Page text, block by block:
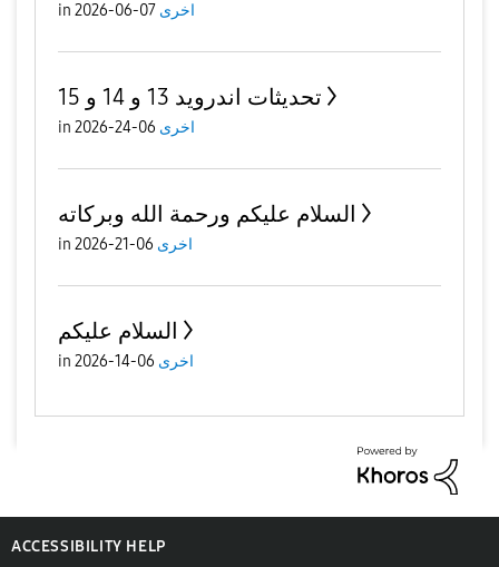
in اخرى 07-06-2026
تحديثات اندرويد 13 و 14 و 15
in اخرى 06-24-2026
السلام عليكم ورحمة الله وبركاته
in اخرى 06-21-2026
السلام عليكم
in اخرى 06-14-2026
ACCESSIBILITY HELP